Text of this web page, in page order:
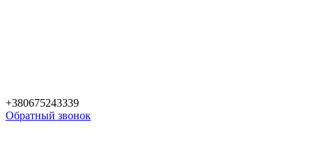
+380675243339
Обратный звонок